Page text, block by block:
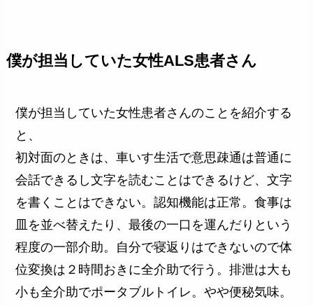
僕が担当していた女性ALS患者さん
僕が担当していた女性患者さんのことを紹介する
と、
初対面のときは、車いす生活で意思疎通は普通に
会話できるし文字を読むことはできるけど、文字
を書くことはできない。認知機能は正常。食事は
皿を並べ替えたり、最後の一口を運んだりという
程度の一部介助。自分で寝返りはできないので体
位変換は２時間おきに全介助で行う。排泄は大も
小も全介助でポータブルトイレ。やや便秘気味。